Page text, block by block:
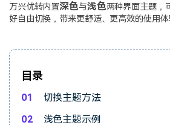
万兴优转内置深色与浅色两种界面主题，
好自由切换，带来更舒适、更高效的使用体
目录
01
切换主题方法
02
浅色主题示例